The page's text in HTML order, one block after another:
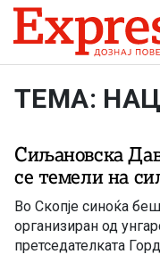
Skip to content
ТЕМА:
Сиљановска
се темели на
Во Скопје синоќа
организиран од
претседателката